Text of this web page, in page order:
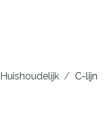
Huishoudelijk C-lijn